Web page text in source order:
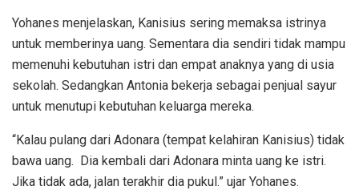
Yohanes menjelaskan, Kanisius sering memaksa istrinya
untuk memberinya uang. Sementara dia sendiri tidak mampu
memenuhi kebutuhan istri dan empat anaknya yang di usia
sekolah. Sedangkan Antonia bekerja sebagai penjual sayur
untuk menutupi kebutuhan keluarga mereka.
“Kalau pulang dari Adonara (tempat kelahiran Kanisius) tidak
bawa uang. Dia kembali dari Adonara minta uang ke istri.
Jika tidak ada, jalan terakhir dia pukul.” ujar Yohanes.